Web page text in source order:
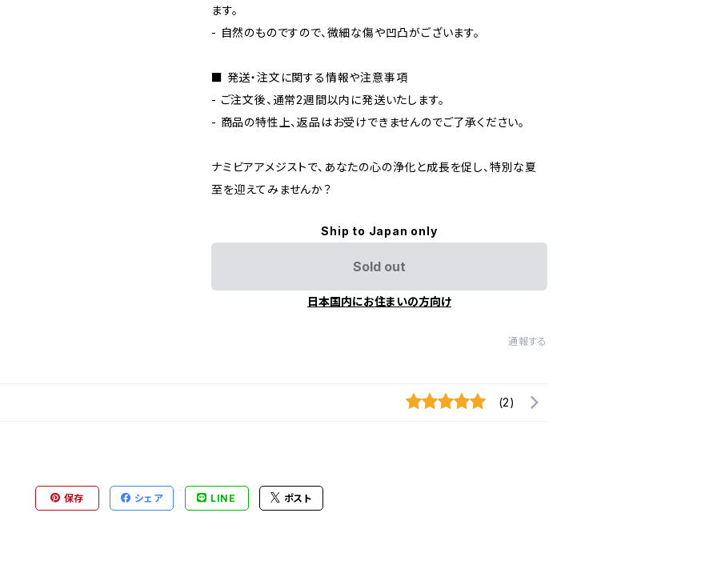
ます。
- 自然のものですので、微細な傷や凹凸がございます。
■ 発送・注文に関する情報や注意事項
- ご注文後、通常2週間以内に発送いたします。
- 商品の特性上、返品はお受けできませんのでご了承ください。
ナミビアアメジストで、あなたの心の浄化と成長を促し、特別な夏
至を迎えてみませんか？
Ship to Japan only
Sold out
日本国内にお住まいの方向け
通報する
(2)
保存 シェア LINE ポスト